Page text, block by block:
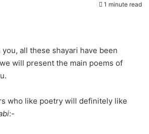
1 minute read
all these shayari have been
will present the main poems of
who like poetry will definitely like
:-